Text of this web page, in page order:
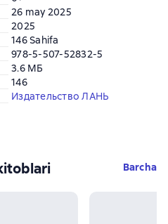
26 may 2025
2025
146 Sahifa
978-5-507-52832-5
3.6 МБ
146
Издательство ЛАНЬ
Barcha